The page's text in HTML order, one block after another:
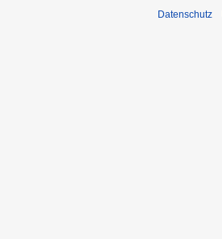
Datenschutz